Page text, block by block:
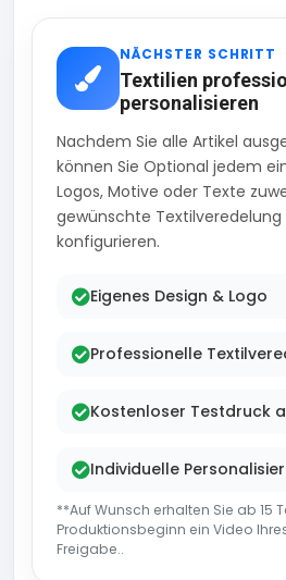
NÄCHSTER SCHRITT
Textilien
personalisieren
Nachdem Sie alle Artikel
können Sie Optional jedem
Logos, Motive oder Texte
gewünschte Textilveredelung
konfigurieren.
Eigenes Design & Logo
Professionelle
Kostenloser Testdruck
Individuelle
**Auf Wunsch erhalten Sie ab 15
Produktionsbeginn ein Video
Freigabe..